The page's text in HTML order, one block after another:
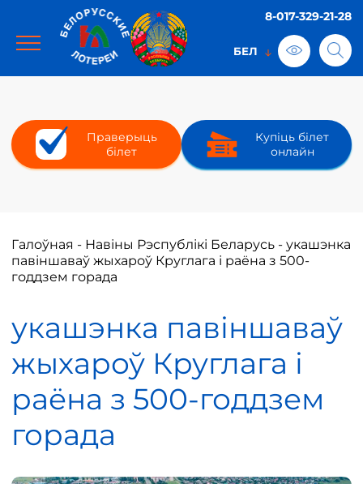
8-017-329-21-28
Праверыць
білет
Купіць білет
онлайн
Галоўная - Навіны Рэспублікі Беларусь - укашэнка
павіншаваў жыхароў Круглага і раёна з 500-
годдзем горада
укашэнка павіншаваў
жыхароў Круглага і
раёна з 500-годдзем
горада